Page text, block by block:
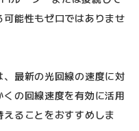
能性もゼロではありませ
最新の光回線の速度に対
の回線速度を有効に活用
ることをおすすめしま